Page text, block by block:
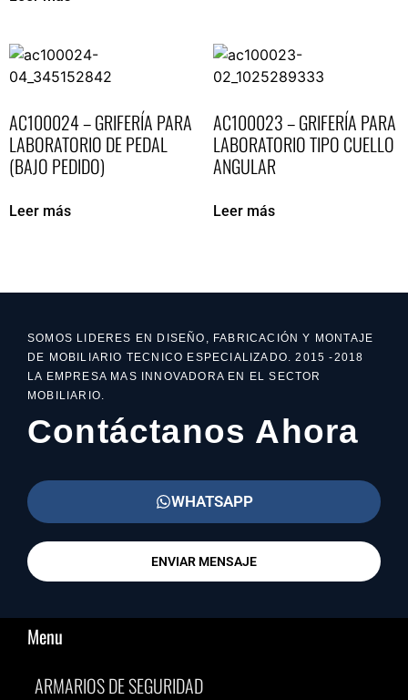
AC100024 – GRIFERÍA PARA
LABORATORIO DE PEDAL
(BAJO PEDIDO)
Leer más
AC100023 – GRIFERÍA PARA
LABORATORIO TIPO CUELLO
ANGULAR
Leer más
SOMOS LIDERES EN DISEÑO, FABRICACIÓN Y MONTAJE
DE MOBILIARIO TECNICO ESPECIALIZADO. 2015 -2018
LA EMPRESA MAS INNOVADORA EN EL SECTOR
MOBILIARIO.
Contáctanos Ahora
WHATSAPP
ENVIAR MENSAJE
Menu
ARMARIOS DE SEGURIDAD